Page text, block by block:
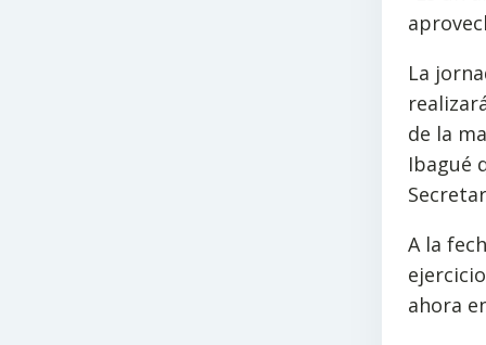
La
de la
Ibagué
A la
ahora